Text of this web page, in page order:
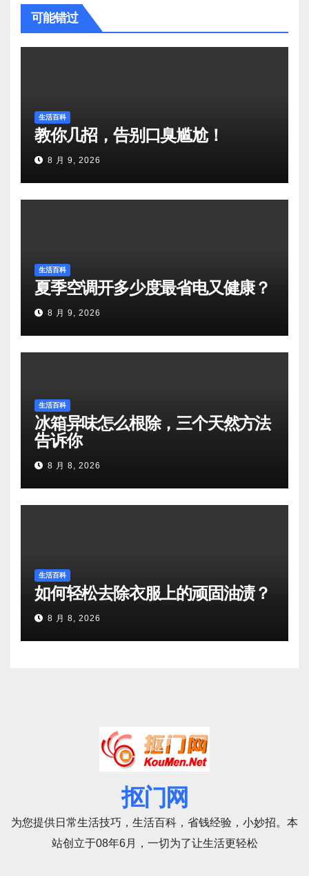
可能错过
生活百科
教你几招，告别口臭尴尬！
8 月 9, 2026
生活百科
夏季空调开多少度最省电又健康？
8 月 9, 2026
生活百科
冰箱异味怎么根除，三个天然方法
告诉你
8 月 8, 2026
生活百科
如何轻松去除衣服上的顽固油渍？
8 月 8, 2026
抠门网
为您提供日常生活技巧，生活百科，省钱经验，小妙招。本
站创立于08年6月，一切为了让生活更轻松